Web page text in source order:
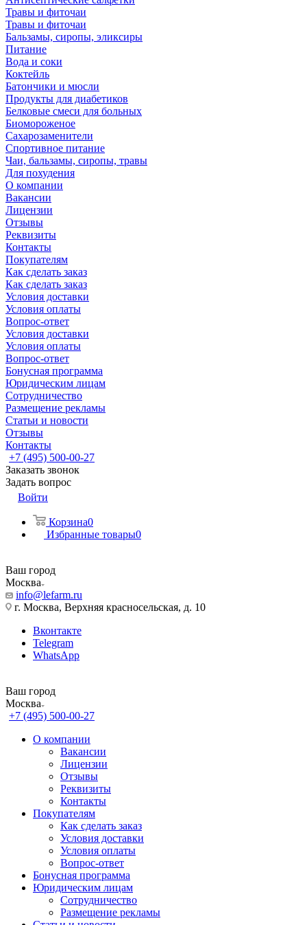
Травы и фиточаи
Травы и фиточаи
Бальзамы, сиропы, эликсиры
Питание
Вода и соки
Коктейль
Батончики и мюсли
Продукты для диабетиков
Белковые смеси для больных
Биомороженое
Сахарозаменители
Спортивное питание
Чаи, бальзамы, сиропы, травы
Для похудения
О компании
Вакансии
Лицензии
Отзывы
Реквизиты
Контакты
Покупателям
Как сделать заказ
Как сделать заказ
Условия доставки
Условия оплаты
Вопрос-ответ
Условия доставки
Условия оплаты
Вопрос-ответ
Бонусная программа
Юридическим лицам
Сотрудничество
Размещение рекламы
Статьи и новости
Отзывы
Контакты
+7 (495) 500-00-27
Заказать звонок
Задать вопрос
Войти
Корзина0
Избранные товары0
Ваш город
Москва
info@lefarm.ru
г. Москва, Верхняя красносельская, д. 10
Вконтакте
Telegram
WhatsApp
Ваш город
Москва
+7 (495) 500-00-27
О компании
Вакансии
Лицензии
Отзывы
Реквизиты
Контакты
Покупателям
Как сделать заказ
Условия доставки
Условия оплаты
Вопрос-ответ
Бонусная программа
Юридическим лицам
Сотрудничество
Размещение рекламы